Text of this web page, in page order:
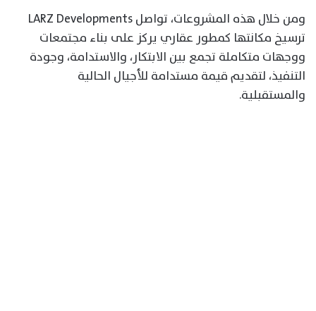
ومن خلال هذه المشروعات، تواصل LARZ Developments
ترسيخ مكانتها كمطور عقاري يركز على بناء مجتمعات
ووجهات متكاملة تجمع بين الابتكار، والاستدامة، وجودة
التنفيذ، لتقديم قيمة مستدامة للأجيال الحالية
والمستقبلية.